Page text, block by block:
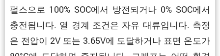
펄스으로 100% SOC에서 방전되거나 0% SOC에서
충전됩니다. 열 경계 조건은 자유 대류입니다. 측정
은 전압이 2V 또는 3.65V에 도달하거나 표면 온도가